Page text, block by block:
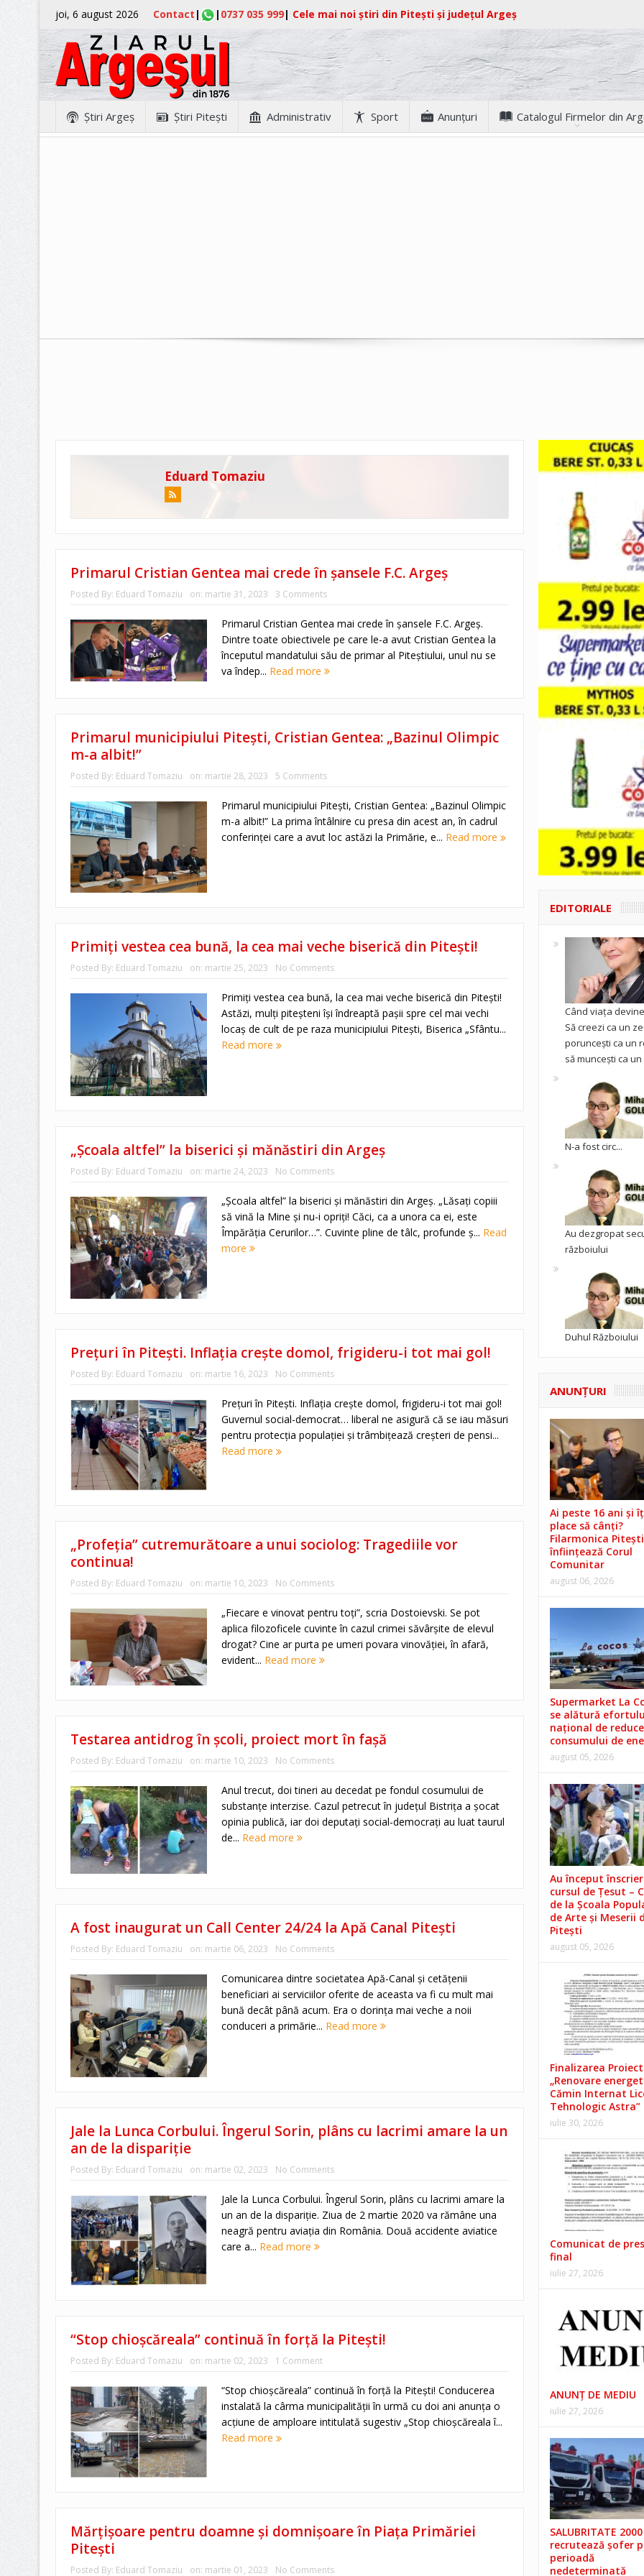
joi, 6 august 2026 Contact | | 0737 035 999| Cele mai noi știri din Pitești și județul Argeș
Ştiri Argeş Ştiri Piteşti Administrativ Sport Anunţuri Catalogul Firmelor din
Eduard Tomaziu
Primarul Cristian Gentea mai crede în șansele F.C. Argeș
Posted By: Eduard Tomaziu on: martie 31, 2023 3 Comments
Primarul Cristian Gentea mai crede în șansele F.C. Argeș.
Dintre toate obiectivele pe care le-a avut Cristian Gentea la
începutul mandatului său de primar al Piteștiului, unul nu se
va îndep... Read more
Primarul municipiului Piteşti, Cristian Gentea: „Bazinul Olimpic
m-a albit!”
Posted By: Eduard Tomaziu on: martie 28, 2023 5 Comments
Primarul municipiului Piteşti, Cristian Gentea: „Bazinul Olimpic
m-a albit!” La prima întâlnire cu presa din acest an, în cadrul
conferinței care a avut loc astăzi la Primărie, e... Read more
Primiți vestea cea bună, la cea mai veche biserică din Pitești!
Posted By: Eduard Tomaziu on: martie 25, 2023 No Comments
Primiți vestea cea bună, la cea mai veche biserică din Pitești!
Astăzi, mulți piteșteni își îndreaptă pașii spre cel mai vechi
locaș de cult de pe raza municipiului Pitești, Biserica „Sfântu...
Read more
„Școala altfel” la biserici și mănăstiri din Argeş
Posted By: Eduard Tomaziu on: martie 24, 2023 No Comments
„Școala altfel” la biserici și mănăstiri din Argeş. „Lăsați copiii
să vină la Mine și nu-i opriți! Căci, ca a unora ca ei, este
Împărăția Cerurilor…”. Cuvinte pline de tâlc, profunde ș... Read
more
Prețuri în Pitești. Inflația crește domol, frigideru-i tot mai gol!
Posted By: Eduard Tomaziu on: martie 16, 2023 No Comments
Prețuri în Pitești. Inflația crește domol, frigideru-i tot mai gol!
Guvernul social-democrat… liberal ne asigură că se iau măsuri
pentru protecția populației și trâmbițează creșteri de pensi...
Read more
„Profeția” cutremurătoare a unui sociolog: Tragediile vor
continua!
Posted By: Eduard Tomaziu on: martie 10, 2023 No Comments
„Fiecare e vinovat pentru toți”, scria Dostoievski. Se pot
aplica filozoficele cuvinte în cazul crimei săvârșite de elevul
drogat? Cine ar purta pe umeri povara vinovăției, în afară,
evident... Read more
Testarea antidrog în școli, proiect mort în fașă
Posted By: Eduard Tomaziu on: martie 10, 2023 No Comments
Anul trecut, doi tineri au decedat pe fondul cosumului de
substanțe interzise. Cazul petrecut în județul Bistrița a șocat
opinia publică, iar doi deputați social-democrați au luat taurul
de... Read more
A fost inaugurat un Call Center 24/24 la Apă Canal Piteşti
Posted By: Eduard Tomaziu on: martie 06, 2023 No Comments
Comunicarea dintre societatea Apă-Canal și cetățenii
beneficiari ai serviciilor oferite de aceasta va fi cu mult mai
bună decât până acum. Era o dorința mai veche a noii
conduceri a primărie... Read more
Jale la Lunca Corbului. Îngerul Sorin, plâns cu lacrimi amare la un
an de la dispariție
Posted By: Eduard Tomaziu on: martie 02, 2023 No Comments
Jale la Lunca Corbului. Îngerul Sorin, plâns cu lacrimi amare la
un an de la dispariție. Ziua de 2 martie 2020 va rămâne una
neagră pentru aviația din România. Două accidente aviatice
care a... Read more
“Stop chioșcăreala” continuă în forță la Pitești!
Posted By: Eduard Tomaziu on: martie 02, 2023 1 Comment
“Stop chioșcăreala” continuă în forță la Pitești! Conducerea
instalată la cârma municipalității în urmă cu doi ani anunța o
acțiune de amploare intitulată sugestiv „Stop chioșcăreala î...
Read more
Mărțișoare pentru doamne și domnișoare în Piața Primăriei
Pitești
Posted By: Eduard Tomaziu on: martie 01, 2023 No Comments
EDITORIALE
Când viața
Să creezi ca un
poruncești ca un
să muncești ca un
N-a fost circ...
Au dezgropat
războiului
Duhul Războiului
ANUNŢURI
Ai peste 16 ani și
place să cânți?
Filarmonica Pitești
înființează Corul
Comunitar
august 06, 2026
Supermarket La
se alătură
național de
consumului de
august 05, 2026
Au început
cursul de Țesut –
de la Școala
de Arte și Meserii
Pitești
august 05, 2026
Finalizarea
„Renovare
Cămin Internat
Tehnologic Astra”
iulie 30, 2026
Comunicat de
final
iulie 27, 2026
ANUNŢ DE MEDIU
iulie 27, 2026
SALUBRITATE
recrutează șofer
perioadă
nedeterminată